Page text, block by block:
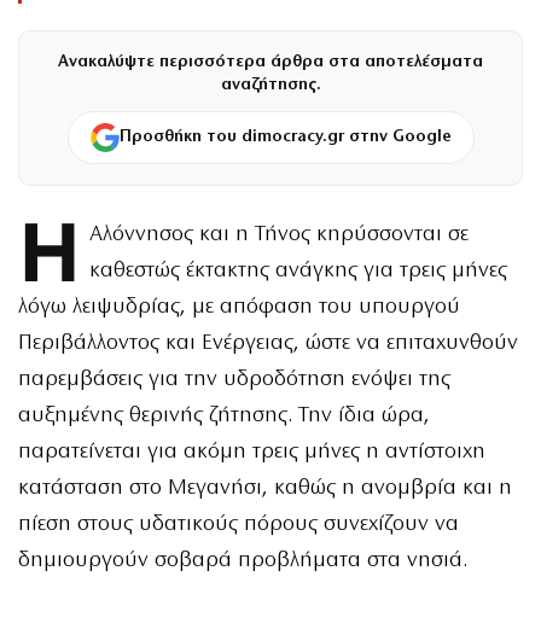
Ανακαλύψτε περισσότερα άρθρα στα αποτελέσματα
αναζήτησης.
Προσθήκη του dimocracy.gr στην Google
Η
Αλόννησος και η Τήνος κηρύσσονται σε
καθεστώς έκτακτης ανάγκης για τρεις μήνες
λόγω λειψυδρίας, με απόφαση του υπουργού
Περιβάλλοντος και Ενέργειας, ώστε να επιταχυνθούν
παρεμβάσεις για την υδροδότηση ενόψει της
αυξημένης θερινής ζήτησης. Την ίδια ώρα,
παρατείνεται για ακόμη τρεις μήνες η αντίστοιχη
κατάσταση στο Μεγανήσι, καθώς η ανομβρία και η
πίεση στους υδατικούς πόρους συνεχίζουν να
δημιουργούν σοβαρά προβλήματα στα νησιά.